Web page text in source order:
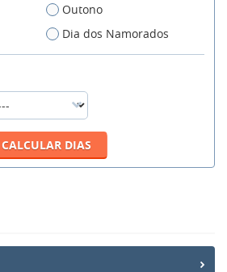
Outono
Dia dos Namorados